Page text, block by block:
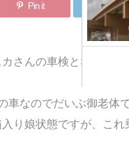
Pin it LinkedIn
さんの車検となり、
車なのでだいぶ御老体
り娘状態ですが、こ